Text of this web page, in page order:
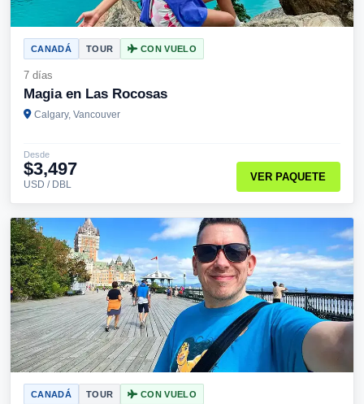
CANADÁ TOUR CON VUELO
7 días
Magia en Las Rocosas
Calgary, Vancouver
Desde
$3,497
USD / DBL
VER PAQUETE
CANADÁ TOUR CON VUELO